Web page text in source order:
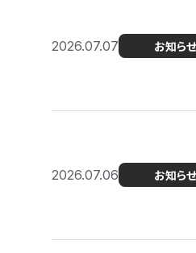
2026.07.07 お知らせ
2026.07.06 お知らせ